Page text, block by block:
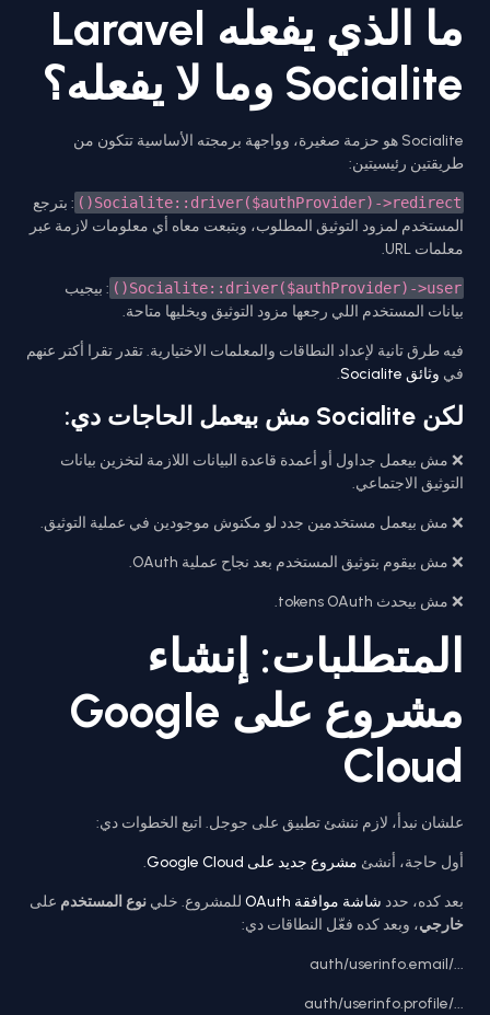
ما الذي يفعله Laravel
Socialite وما لا يفعله؟
Socialite هو حزمة صغيرة، وواجهة برمجته الأساسية تتكون من
طريقتين رئيسيتين:
Socialite::driver($authProvider)->redirect()
: بترجع
المستخدم لمزود التوثيق المطلوب، وبتبعت معاه أي معلومات لازمة عبر
معلمات URL.
Socialite::driver($authProvider)->user()
: بيجيب
بيانات المستخدم اللي رجعها مزود التوثيق ويخليها متاحة.
فيه طرق تانية لإعداد النطاقات والمعلمات الاختيارية. تقدر تقرا أكتر عنهم
في وثائق Socialite .
لكن Socialite مش بيعمل الحاجات دي:
❌ مش بيعمل جداول أو أعمدة قاعدة البيانات اللازمة لتخزين بيانات
التوثيق الاجتماعي.
❌ مش بيعمل مستخدمين جدد لو مكنوش موجودين في عملية التوثيق.
❌ مش بيقوم بتوثيق المستخدم بعد نجاح عملية OAuth.
❌ مش بيحدث tokens OAuth.
المتطلبات: إنشاء
مشروع على Google
Cloud
علشان نبدأ، لازم ننشئ تطبيق على جوجل. اتبع الخطوات دي:
أول حاجة، أنشئ مشروع جديد على Google Cloud .
بعد كده، حدد شاشة موافقة OAuth للمشروع. خلي نوع المستخدم على
خارجي، وبعد كده فعّل النطاقات دي:
.../auth/userinfo.email
.../auth/userinfo.profile